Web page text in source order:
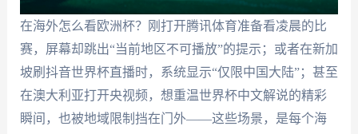
在海外怎么看欧洲杯？刚打开腾讯体育准备看凌晨的比
赛，屏幕却跳出“当前地区不可播放”的提示；或者在新加
坡刷抖音世界杯直播时，系统显示“仅限中国大陆”；甚至
在澳大利亚打开央视频，想重温世界杯中文解说的精彩
瞬间，也被地域限制挡在门外——这些场景，是每个海